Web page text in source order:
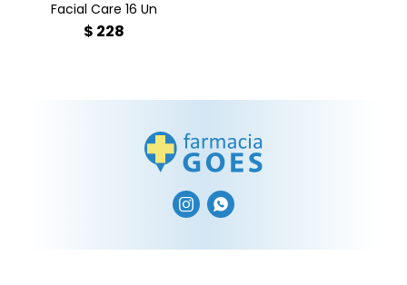
Facial Care 16 Un
$ 228
 